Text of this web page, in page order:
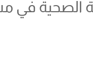
الصحية